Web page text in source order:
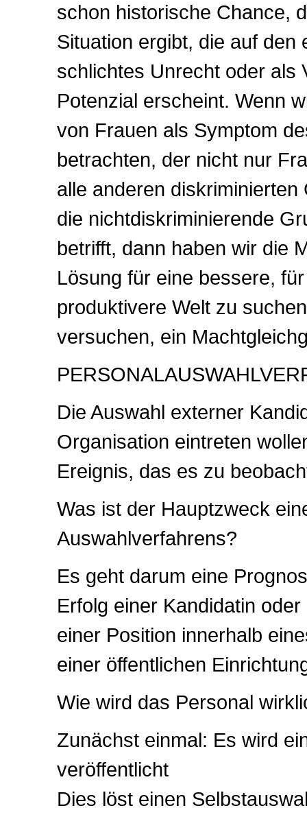
schon historische Chance,
Situation ergibt, die auf den
schlichtes Unrecht oder als
Potenzial erscheint. Wenn
von Frauen als Symptom
betrachten, der nicht nur
alle anderen
die nichtdiskriminierende
betrifft, dann haben wir die
Lösung für eine bessere,
produktivere Welt zu
versuchen, ein
Die Auswahl externer
Organisation eintreten
Ereignis, das es zu
Was ist der Hauptzweck
Auswahlverfahrens?
Es geht darum eine
Erfolg einer Kandidatin
einer Position innerhalb
einer öffentlichen
Wie wird das Personal
Zunächst einmal: Es wird
veröffentlicht
Dies löst einen